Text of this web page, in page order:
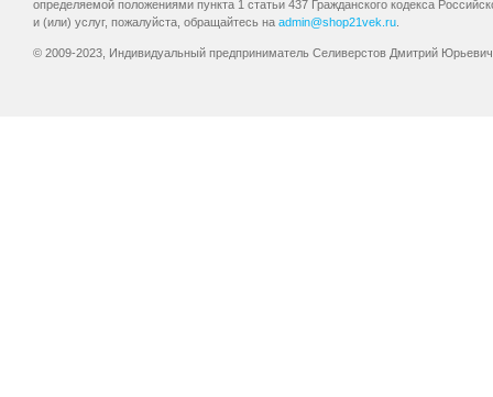
определяемой положениями пункта 1 статьи 437 Гражданского кодекса
и (или) услуг, пожалуйста, обращайтесь на admin@shop21vek.ru
© 2009-2023, Индивидуальный предприниматель Селиверстов Дмитрий Юрьевич